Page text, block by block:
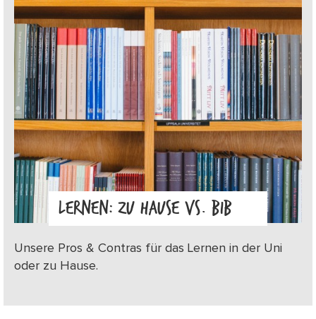
LERNEN: ZU HAUSE VS. BIB
Unsere Pros & Contras für das Lernen in der Uni
oder zu Hause.